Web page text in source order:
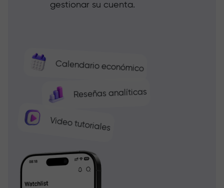
Calendario económico
Reseñas analíticas
Video tutoriales
gestionar su cuenta.